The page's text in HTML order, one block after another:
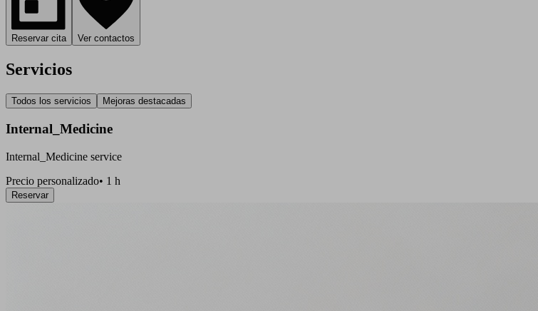
Reservar cita Ver contactos
Servicios
Todos los servicios Mejoras destacadas
Internal_Medicine
Internal_Medicine service
Precio personalizado• 1 h
Reservar